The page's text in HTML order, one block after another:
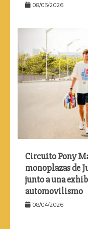
08/05/2026
Circuito Pony
monoplazas de
junto a una
automovilismo
08/04/2026